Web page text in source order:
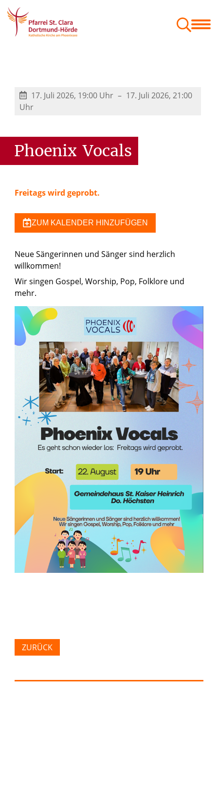
17. Juli 2026, 19:00 Uhr
17. Juli 2026, 21:00
Uhr
Phoenix Vocals
Freitags wird geprobt.
ZUM KALENDER HINZUFÜGEN
Neue Sängerinnen und Sänger sind herzlich
willkommen!
Wir singen Gospel, Worship, Pop, Folklore und
mehr.
ZURÜCK